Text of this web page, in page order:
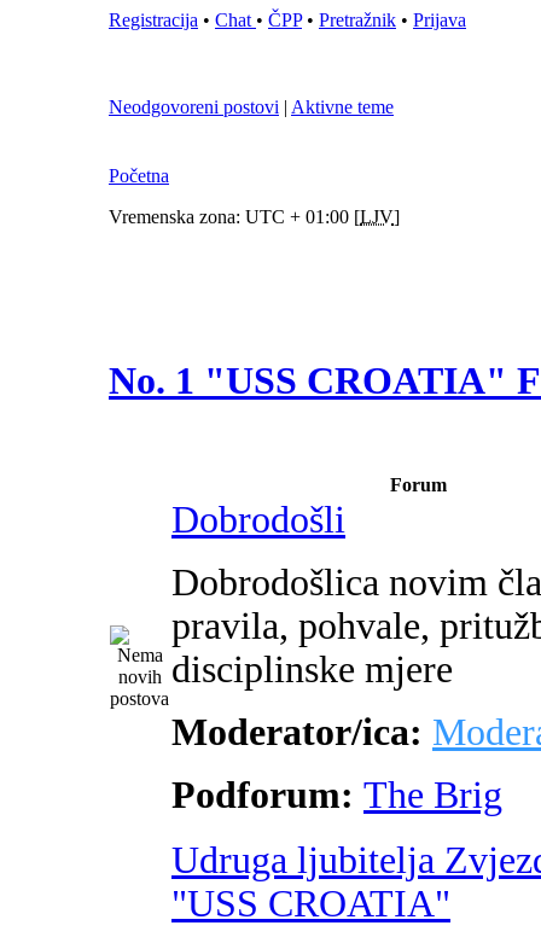
Registracija • Chat • ČPP• Pretražnik • Prijava
Neodgovoreni postovi | Aktivne teme
Početna
Vremenska zona: UTC + 01:00 [LJV]
No. 1 "USS CROATIA"
Forum
Dobrodošli
Dobrodošlica novim
pravila, pohvale,
disciplinske mjere
Moderator/ica:
Podforum: The Brig
Udruga ljubitelja
"USS CROATIA"